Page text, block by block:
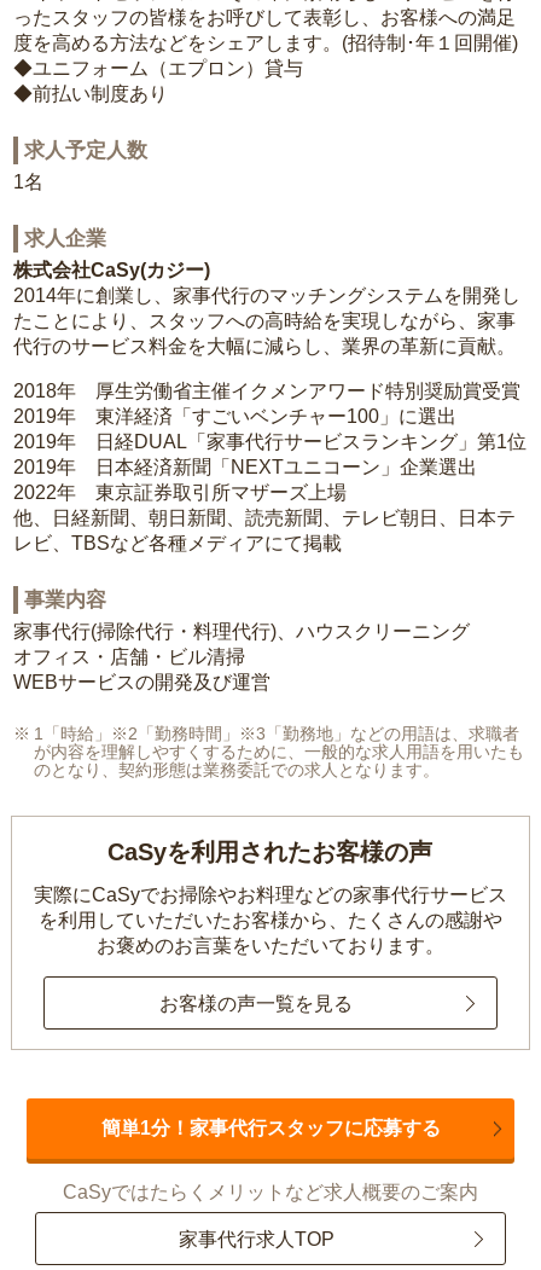
ったスタッフの皆様をお呼びして表彰し、お客様への満足
度を高める方法などをシェアします。(招待制･年１回開催)
◆ユニフォーム（エプロン）貸与
◆前払い制度あり
求人予定人数
1名
求人企業
株式会社CaSy(カジー)
2014年に創業し、家事代行のマッチングシステムを開発し
たことにより、スタッフへの高時給を実現しながら、家事
代行のサービス料金を大幅に減らし、業界の革新に貢献。
2018年 厚生労働省主催イクメンアワード特別奨励賞受賞
2019年 東洋経済「すごいベンチャー100」に選出
2019年 日経DUAL「家事代行サービスランキング」第1位
2019年 日本経済新聞「NEXTユニコーン」企業選出
2022年 東京証券取引所マザーズ上場
他、日経新聞、朝日新聞、読売新聞、テレビ朝日、日本テ
レビ、TBSなど各種メディアにて掲載
事業内容
家事代行(掃除代行・料理代行)、ハウスクリーニング
オフィス・店舗・ビル清掃
WEBサービスの開発及び運営
1「時給」※2「勤務時間」※3「勤務地」などの用語は、求職者
が内容を理解しやすくするために、一般的な求人用語を用いたも
のとなり、契約形態は業務委託での求人となります。
CaSyを利用されたお客様の声
実際にCaSyでお掃除やお料理などの家事代行サービス
を利用していただいたお客様から、 たくさんの感謝や
お褒めのお言葉をいただいております。
お客様の声一覧を見る
簡単1分！家事代行スタッフに応募する
CaSyではたらくメリットなど求人概要のご案内
家事代行求人TOP